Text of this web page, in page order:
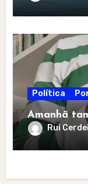
Política
Amanhã
Rui